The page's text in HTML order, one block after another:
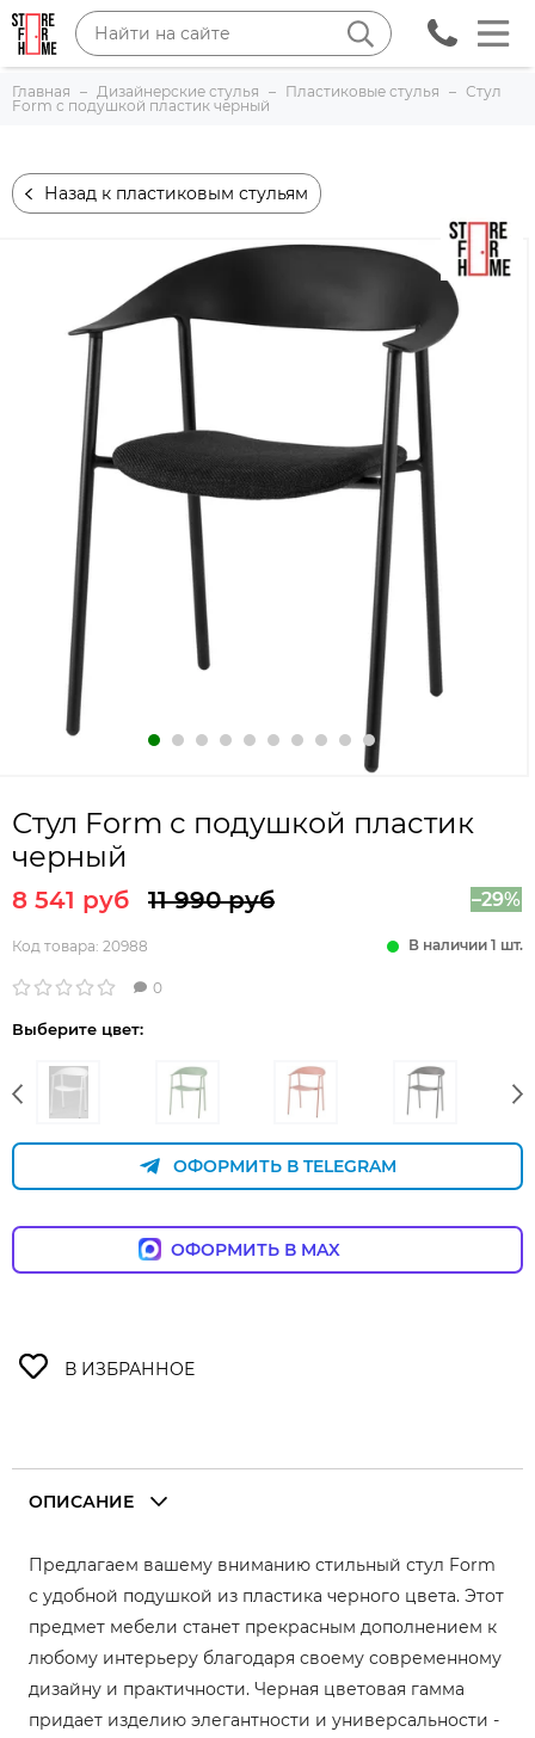
Главная Дизайнерские стулья Пластиковые стулья
Стул
Form с подушкой пластик черный
Назад к пластиковым стульям
Стул Form с подушкой пластик
черный
8 541 руб 11 990 руб –29%
Код товара: 20988 В наличии 1 шт.
0
Выберите цвет:
ОФОРМИТЬ В TELEGRAM
ОФОРМИТЬ В MAX
ОПИСАНИЕ
Предлагаем вашему вниманию стильный стул Form
с удобной подушкой из пластика черного цвета. Этот
предмет мебели станет прекрасным дополнением к
любому интерьеру благодаря своему современному
дизайну и практичности. Черная цветовая гамма
придает изделию элегантности и универсальности -